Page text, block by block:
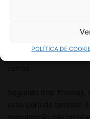
POLÍTICA DE